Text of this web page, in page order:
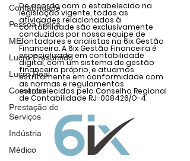
Contabilidade
Pessoa Física
MEI
Lucro Presumido
Lucro Real
Comércio
Prestação de
Serviços
Indústria
Médico
De acordo com o estabelecido na
legislação vigente, todas as
atividades relacionadas à
contabilidade são exclusivamente
conduzidas por nossa equipe de
contadores e analistas na 6ix Gestão
Financeira. A 6ix Gestão Financeira é
especializada em contabilidade
digital, com um sistema de gestão
financeira próprio, e atuamos
estritamente em conformidade com
as normas e regulamentos
estabelecidos pelo Conselho Regional
de Contabilidade RJ-008426/O-4.